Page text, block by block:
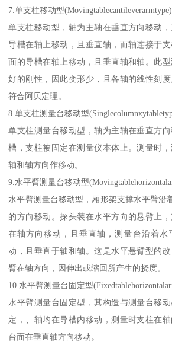
7.单支柱移动型(Movingtablecantileverarmtype)
单支柱移动型，轴为主轴在垂直方向移动
导槽在轴上移动，且垂直轴，而轴连接于
面的导槽在轴上移动，且垂直轴和轴。此
好的刚性，因此变形少，且各轴的线性刻
符合阿贝定理。
8.单支柱测量台移动型
单支柱测量台移动型，轴为主轴在垂直方
槽，支柱被固定在测量仪本体上。测量时
轴和轴方向作移动。
9.水平臂测量台移动型
水平臂测量台移动型，厢形架支撑水平臂沿
的方向移动。探头装在水平方向的悬臂上
在轴方向移动，且垂直轴，测量台沿着水
动，且垂直于轴和轴。这是水平悬臂型的
臂在轴方向，因伸出或缩回所产生的挠度。
10.水平臂测量台固定型
水平臂测量台固定型，其构造与测量台移
定，、轴均在导槽内移动，测量时支柱在
台面在垂直轴方向移动。